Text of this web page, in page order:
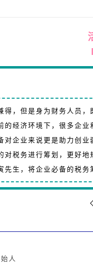
得，但是身为财务人员
的经济环境下，很多企
对企业来说更是助力创
对税务进行筹划，更好
先生，将企业必备的税务
人